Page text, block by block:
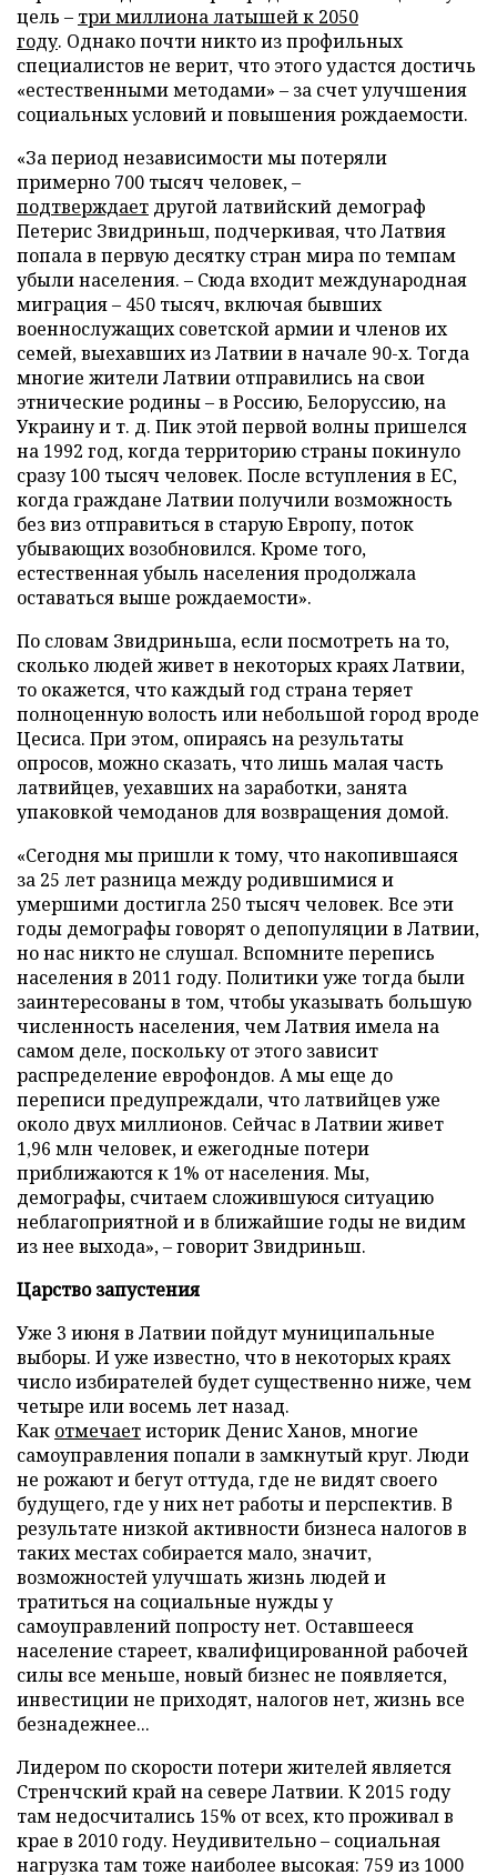
цель – три миллиона латышей к 2050
году. Однако почти никто из профильных
специалистов не верит, что этого удастся достичь
«естественными методами» – за счет улучшения
социальных условий и повышения рождаемости.
«За период независимости мы потеряли
примерно 700 тысяч человек, –
подтверждает другой латвийский демограф
Петерис Звидриньш, подчеркивая, что Латвия
попала в первую десятку стран мира по темпам
убыли населения. – Сюда входит международная
миграция – 450 тысяч, включая бывших
военнослужащих советской армии и членов их
семей, выехавших из Латвии в начале 90-х. Тогда
многие жители Латвии отправились на свои
этнические родины – в Россию, Белоруссию, на
Украину и т. д. Пик этой первой волны пришелся
на 1992 год, когда территорию страны покинуло
сразу 100 тысяч человек. После вступления в ЕС,
когда граждане Латвии получили возможность
без виз отправиться в старую Европу, поток
убывающих возобновился. Кроме того,
естественная убыль населения продолжала
оставаться выше рождаемости».
По словам Звидриньша, если посмотреть на то,
сколько людей живет в некоторых краях Латвии,
то окажется, что каждый год страна теряет
полноценную волость или небольшой город вроде
Цесиса. При этом, опираясь на результаты
опросов, можно сказать, что лишь малая часть
латвийцев, уехавших на заработки, занята
упаковкой чемоданов для возвращения домой.
«Сегодня мы пришли к тому, что накопившаяся
за 25 лет разница между родившимися и
умершими достигла 250 тысяч человек. Все эти
годы демографы говорят о депопуляции в Латвии,
но нас никто не слушал. Вспомните перепись
населения в 2011 году. Политики уже тогда были
заинтересованы в том, чтобы указывать большую
численность населения, чем Латвия имела на
самом деле, поскольку от этого зависит
распределение еврофондов. А мы еще до
переписи предупреждали, что латвийцев уже
около двух миллионов. Сейчас в Латвии живет
1,96 млн человек, и ежегодные потери
приближаются к 1% от населения. Мы,
демографы, считаем сложившуюся ситуацию
неблагоприятной и в ближайшие годы не видим
из нее выхода», – говорит Звидриньш.
Царство запустения
Уже 3 июня в Латвии пойдут муниципальные
выборы. И уже известно, что в некоторых краях
число избирателей будет существенно ниже, чем
четыре или восемь лет назад.
Как отмечаетисторик Денис Ханов, многие
самоуправления попали в замкнутый круг. Люди
не рожают и бегут оттуда, где не видят своего
будущего, где у них нет работы и перспектив. В
результате низкой активности бизнеса налогов в
таких местах собирается мало, значит,
возможностей улучшать жизнь людей и
тратиться на социальные нужды у
самоуправлений попросту нет. Оставшееся
население стареет, квалифицированной рабочей
силы все меньше, новый бизнес не появляется,
инвестиции не приходят, налогов нет, жизнь все
безнадежнее...
Лидером по скорости потери жителей является
Стренчский край на севере Латвии. К 2015 году
там недосчитались 15% от всех, кто проживал в
крае в 2010 году. Неудивительно – социальная
нагрузка там тоже наиболее высокая: 759 из 1000